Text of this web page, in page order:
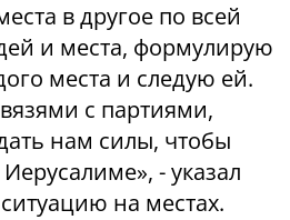
в другое по всей
и места, формулирую
места и следую ей.
с партиями,
нам силы, чтобы
- указал
на местах.